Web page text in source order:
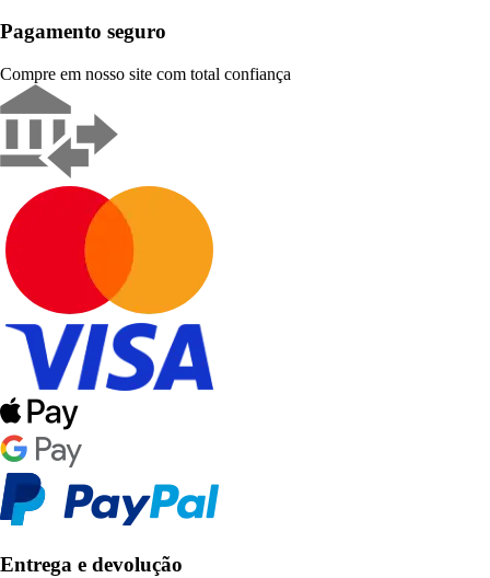
Pagamento seguro
Compre em nosso site com total confiança
Entrega e devolução